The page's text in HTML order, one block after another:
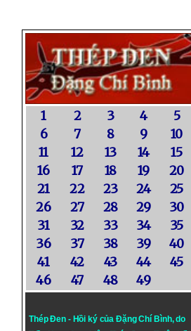
1 2 3 4
5
6
7 8 9
10
11
12 13 14
15
16
17 18 19
20
21
22 23 24
25
26
27 28 29
30
31
32 33 34
35
36
37 38 39
40
41
42 43 44
45
46
47 48 49
Thép Đen - Hồi ký của Đặng Chí Bình, do